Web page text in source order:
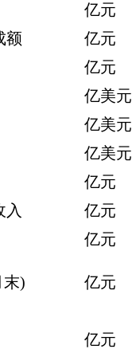
亿元
亿元
亿元
亿美元
亿美元
亿美元
亿元
亿元
亿元
末) 亿元
亿元